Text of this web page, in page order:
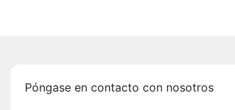
Póngase en contacto con nosotros